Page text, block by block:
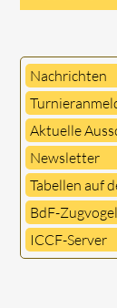
Nachrichten
Aktuelle
Newsletter
Tabellen auf
BdF-Zugvogel
ICCF-Server